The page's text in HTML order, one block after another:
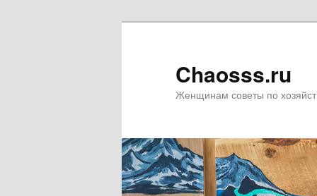
Chaosss.ru
Женщинам советы по